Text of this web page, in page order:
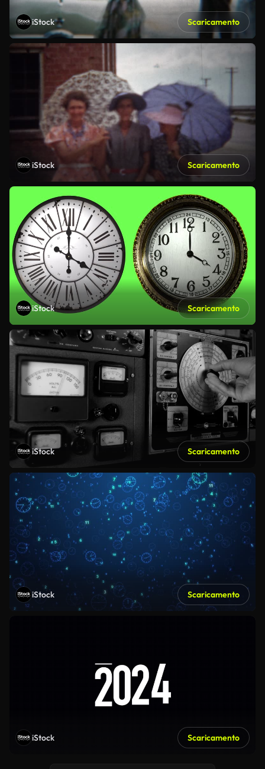
iStock Scaricamento
iStock Scaricamento
iStock Scaricamento
iStock Scaricamento
iStock Scaricamento
iStock Scaricamento